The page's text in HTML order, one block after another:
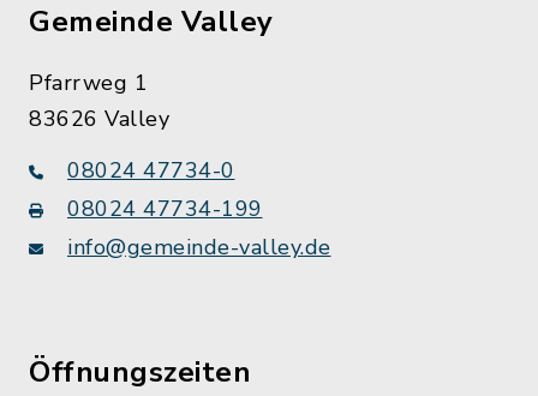
Gemeinde Valley
Pfarrweg 1
83626 Valley
08024 47734-0
08024 47734-199
info@gemeinde-valley.de
Öffnungszeiten